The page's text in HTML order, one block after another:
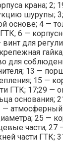
крана; 2;
шурупы;
основе; 4 —
6 —
для
для
13 —
15 —
ГТК; 17;29 —
основания;
—
25 —
части; 27
части ГТК;